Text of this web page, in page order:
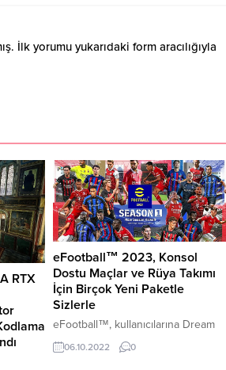
İlk yorumu yukarıdaki form aracılığıyla
RTX
eFootball™ 2023, Konsol
Dostu Maçlar ve Rüya Takımı
İçin Birçok Yeni Paketle
Sizlerle
eFootball™, kullanıcılarına Dream
Teams’i (Rüya Takımı) kullanarak
çevrimiçi dostluk maçlarında
06.10.2022 0